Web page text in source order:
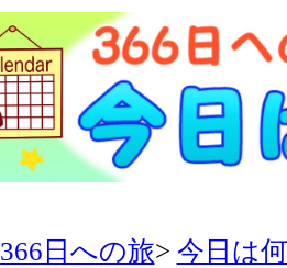
366日への旅> 今日は